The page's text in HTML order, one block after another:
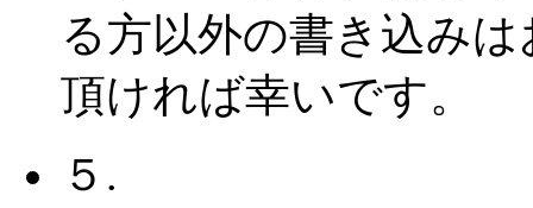
る方以外の書き込みは
頂ければ幸いです。
５.